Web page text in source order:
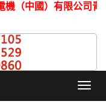
電機（中國）有限公司